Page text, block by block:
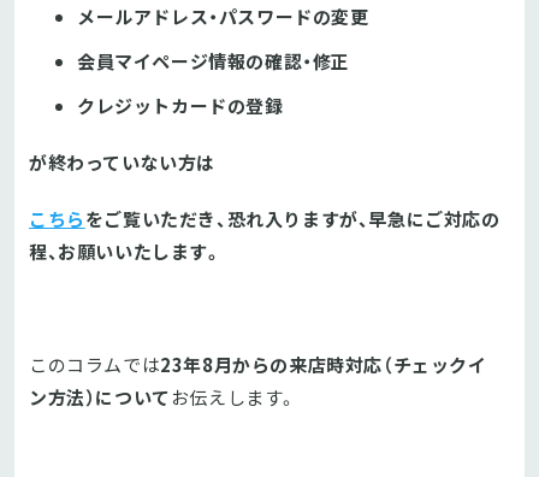
メールアドレス・パスワードの変更
会員マイページ情報の確認・修正
クレジットカードの登録
が終わっていない方は
こちらをご覧いただき、恐れ入りますが、早急にご対応の
程、お願いいたします。
このコラムでは23年8月からの来店時対応（チェックイ
ン方法）について お伝えします。